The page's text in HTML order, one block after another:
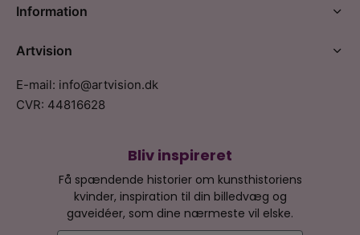
Bliv inspireret
Få spændende historier om kunsthistoriens
kvinder, inspiration til din billedvæg og
gaveidéer, som dine nærmeste vil elske.
Information
Artvision
E-mail: info@artvision.dk
CVR: 44816628